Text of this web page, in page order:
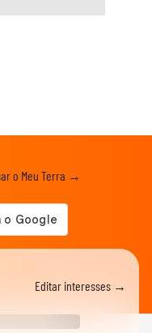
o Meu Terra →
Editar interesses →